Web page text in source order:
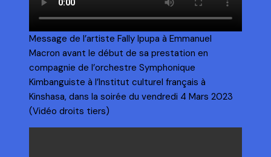
Message de l’artiste Fally Ipupa à Emmanuel
Macron avant le début de sa prestation en
compagnie de l’orchestre Symphonique
Kimbanguiste à l’Institut culturel français à
Kinshasa, dans la soirée du vendredi 4 Mars 2023
(Vidéo droits tiers)